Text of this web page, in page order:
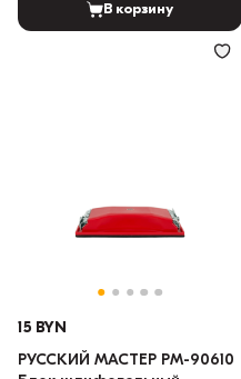
В корзину
15 BYN
РУССКИЙ МАСТЕР РМ-90610